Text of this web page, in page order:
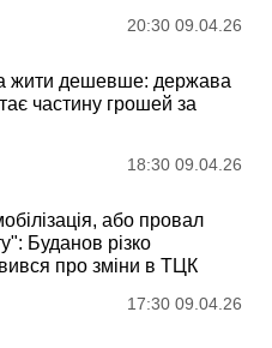
20:30 09.04.26
жити дешевше: держава
частину грошей за
18:30 09.04.26
або провал
Буданов різко
про зміни в ТЦК
17:30 09.04.26